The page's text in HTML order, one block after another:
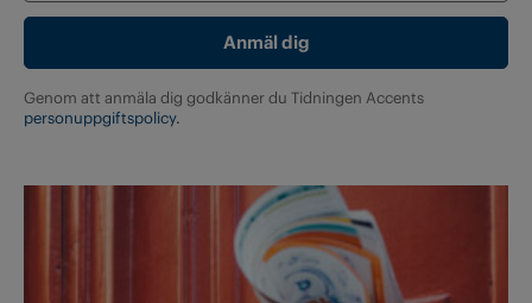
Genom att anmäla dig godkänner du Tidningen Accents
personuppgiftspolicy.